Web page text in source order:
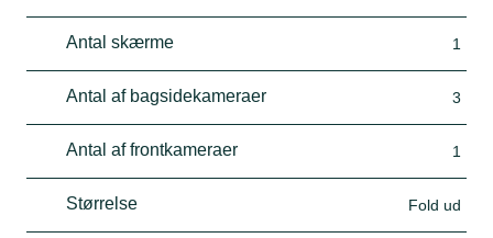
Antal skærme 1
Antal af bagsidekameraer 3
Antal af frontkameraer 1
Størrelse Fold ud